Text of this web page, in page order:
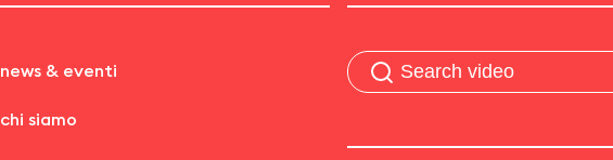
news & eventi
chi siamo